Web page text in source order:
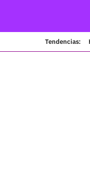
Tendencias: